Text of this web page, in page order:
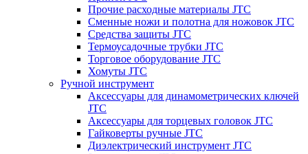
Прочие расходные материалы JTC
Сменные ножи и полотна для ножовок JTC
Средства защиты JTC
Термоусадочные трубки JTC
Торговое оборудование JTC
Хомуты JTC
Ручной инструмент
Аксессуары для динамометрических ключей
JTC
Аксессуары для торцевых головок JTC
Гайковерты ручные JTC
Диэлектрический инструмент JTC